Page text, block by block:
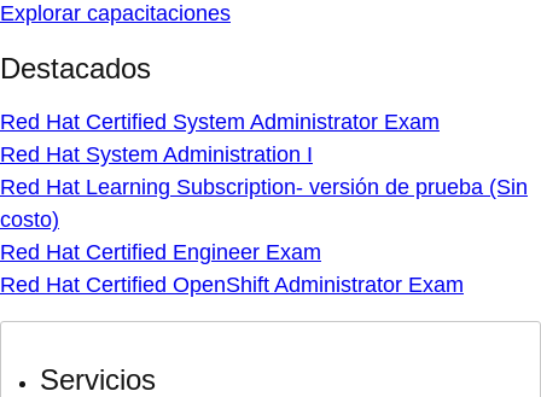
Explorar capacitaciones
Destacados
Red Hat Certified System Administrator Exam
Red Hat System Administration I
Red Hat Learning Subscription- versión de prueba (Sin
costo)
Red Hat Certified Engineer Exam
Red Hat Certified OpenShift Administrator Exam
Servicios